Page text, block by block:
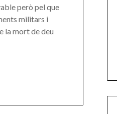
però pel que
militars i
la mort de deu